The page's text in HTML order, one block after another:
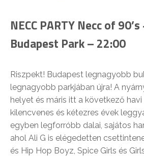
NECC PARTY Necc of
Budapest Park – 22:00
Riszpekt! Budapest legnagyobb
legnagyobb parkjában újra! A
helyet és máris itt a következő havi
kilencvenes és kétezres évek
egyben legforróbb dalai, sajátos
ahol Ali G is elégedetten
és Hip Hop Boyz, Spice Girls és